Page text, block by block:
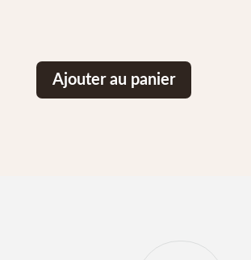
Ajouter au panier